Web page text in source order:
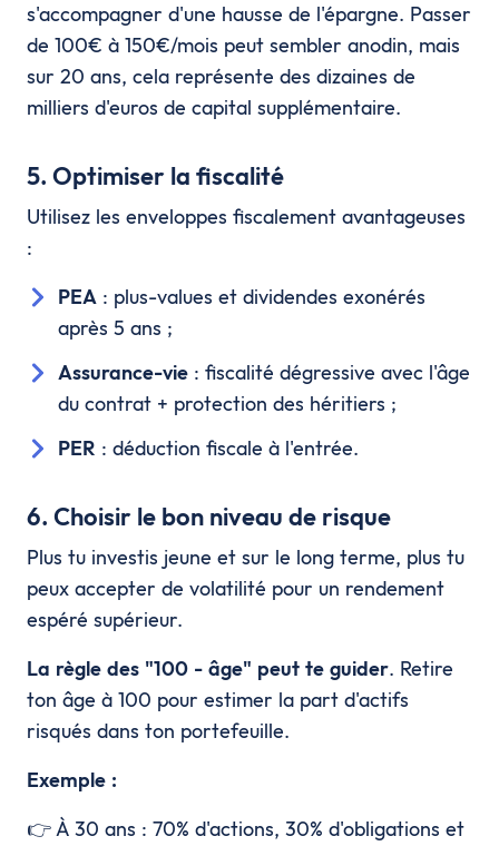
s'accompagner d'une hausse de l'épargne. Passer
de 100€ à 150€/mois peut sembler anodin, mais
sur 20 ans, cela représente des dizaines de
milliers d'euros de capital supplémentaire.
5. Optimiser la fiscalité
Utilisez les enveloppes fiscalement avantageuses
:
PEA : plus-values et dividendes exonérés
après 5 ans ;
Assurance-vie : fiscalité dégressive avec l'âge
du contrat + protection des héritiers ;
PER : déduction fiscale à l'entrée.
6. Choisir le bon niveau de risque
Plus tu investis jeune et sur le long terme, plus tu
peux accepter de volatilité pour un rendement
espéré supérieur.
La règle des "100 - âge" peut te guider. Retire
ton âge à 100 pour estimer la part d'actifs
risqués dans ton portefeuille.
Exemple :
👉 À 30 ans : 70% d'actions, 30% d'obligations et